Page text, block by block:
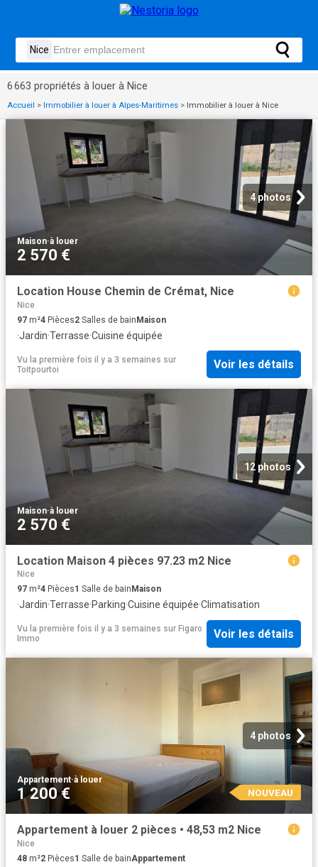
6 663 propriétés à louer à Nice
Accueil > Immobilier à louer à Alpes-Maritimes > Immobilier à louer à Nice
4 photos
Maison·à louer
2 570 €
Location House Chemin de Crémat, Nice
Nice
97 m²4 Pièces2 Salles de bainMaison
·Jardin·Terrasse·Cuisine équipée
Vu la première fois il y a 3 semaines sur
Toitpourtoi
Voir les détails
12 photos
Maison·à louer
2 570 €
Location Maison 4 pièces 97.23 m2 Nice
Nice
97 m²4 Pièces1 Salle de bain Maison
·Jardin·Terrasse·Parking·Cuisine équipée·Climatisation
Vu la première fois il y a 3 semaines sur Figaro
Immo
Voir les détails
4 photos
Appartement·à louer
1 200 € NOUVEAU
Appartement à louer 2 pièces • 48,53 m2 Nice
Nice
48 m²2 Pièces1 Salle de bainAppartement